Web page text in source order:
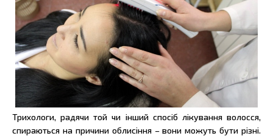
Трихологи, радячи той чи інший спосіб лікування волосся,
спираються на причини облисіння – вони можуть бути різні.